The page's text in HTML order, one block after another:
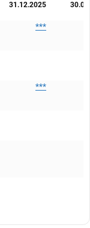
31.12.2025
***
***